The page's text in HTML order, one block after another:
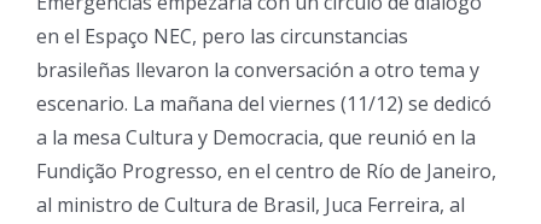
en el Espaço NEC, pero las circunstancias
brasileñas llevaron la conversación a otro tema y
escenario. La mañana del viernes (11/12) se dedicó
a la mesa Cultura y Democracia, que reunió en la
Fundição Progresso, en el centro de Río de Janeiro,
al ministro de Cultura de Brasil, Juca Ferreira, al